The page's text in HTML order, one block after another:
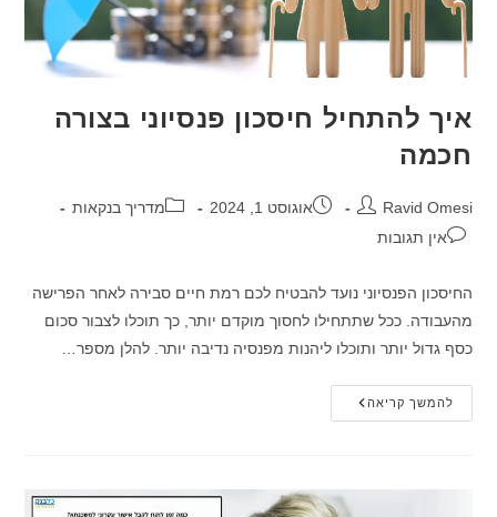
איך להתחיל חיסכון פנסיוני בצורה
חכמה
מחבר:
Ravid Omesi פורסם:אוגוסט 1, 2024 קטגוריה:
מדריך בנקאות
תגובות:
אין תגובות
החיסכון הפנסיוני נועד להבטיח לכם רמת חיים סבירה לאחר הפרישה
מהעבודה. ככל שתתחילו לחסוך מוקדם יותר, כך תוכלו לצבור סכום
כסף גדול יותר ותוכלו ליהנות מפנסיה נדיבה יותר. להלן מספר…
להמשך קריאהאיך
להתחיל